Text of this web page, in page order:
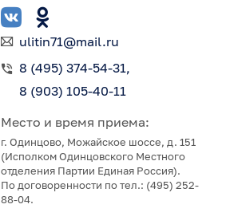
ulitin71@mail.ru
8 (495) 374-54-31
8 (903) 105-40-11
Место и время приема:
г. Одинцово, Можайское шоссе, д. 151
(Исполком Одинцовского Местного
отделения Партии Единая Россия).
По договоренности по тел.: (495) 252-
88-04.